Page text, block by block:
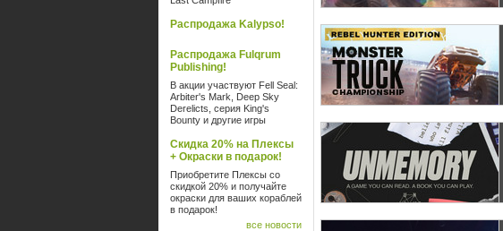
Распродажа Kalypso!
Распродажа Fulqrum
Publishing!
В акции участвуют Fell Seal:
Arbiter's Mark, Deep Sky
Derelicts, серия King's
Bounty и другие игры
Скидка 20% на Плексы
+ Окраски в подарок!
Приобретите Плексы со
скидкой 20% и получайте
окраски для ваших кораблей
в подарок!
все новости